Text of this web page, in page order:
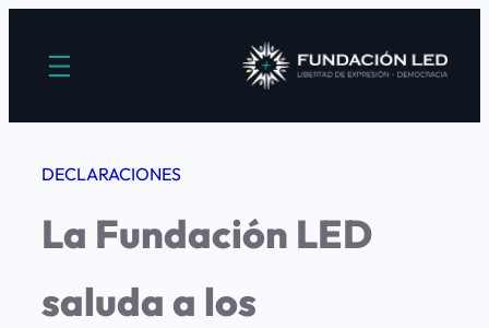
DECLARACIONES
La Fundación LED
saluda a los